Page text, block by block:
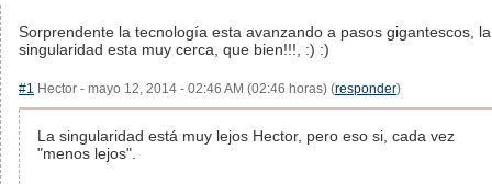
Sorprendente la tecnología esta avanzando a pasos gigantescos, la
singularidad esta muy cerca, que bien!!!, :) :)
#1 Hector - mayo 12, 2014 - 02:46 AM (02:46 horas) (responder)
La singularidad está muy lejos Hector, pero eso si, cada vez
"menos lejos".